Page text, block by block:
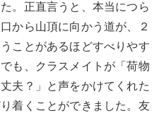
。正直言うと、本当につら
から山頂に向かう道が、２
ことがあるほどすべりやす
も、クラスメイトが「荷物
夫？」と声をかけてくれた
着くことができました。友